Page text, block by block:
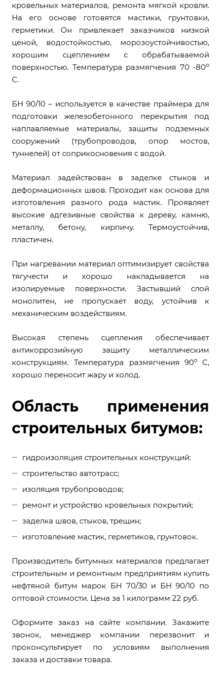
кровельных материалов, ремонта мягкой кровли.
На его основе готовятся мастики, грунтовки,
герметики. Он привлекает заказчиков низкой
ценой, водостойкостью, морозоустойчивостью,
хорошим сцеплением с обрабатываемой
поверхностью. Температура размягчения 70 -80о
С.
БН 90/10 – используется в качестве праймера для
подготовки железобетонного перекрытия под
наплавляемые материалы, защиты подземных
сооружений (трубопроводов, опор мостов,
туннелей) от соприкосновения с водой.
Материал задействован в заделке стыков и
деформационных швов. Проходит как основа для
изготовления разного рода мастик. Проявляет
высокие адгезивные свойства к дереву, камню,
металлу, бетону, кирпичу. Термоустойчив,
пластичен.
При нагревании материал оптимизирует свойства
тягучести и хорошо накладывается на
изолируемые поверхности. Застывший слой
монолитен, не пропускает воду, устойчив к
механическим воздействиям.
Высокая степень сцепления обеспечивает
антикоррозийную защиту металлическим
конструкциям. Температура размягчения 90о С,
хорошо переносит жару и холод.
Область применения
строительных битумов:
гидроизоляция строительных конструкций:
строительство автотрасс;
изоляция трубопроводов;
ремонт и устройство кровельных покрытий;
заделка швов, стыков, трещин;
изготовление мастик, герметиков, грунтовок.
Производитель битумных материалов предлагает
строительным и ремонтным предприятиям купить
нефтяной битум марок БН 70/30 и БН 90/10 по
оптовой стоимости. Цена за 1 килограмм 22 руб.
Оформите заказ на сайте компании. Закажите
звонок, менеджер компании перезвонит и
проконсультирует по условиям выполнения
заказа и доставки товара.